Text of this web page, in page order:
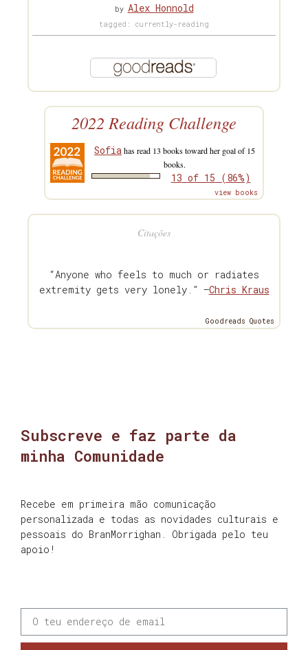
by Alex Honnold
tagged: currently-reading
2022 Reading Challenge
Sofia has read 13 books toward her goal of 15
books.
13 of 15 (86%)
view books
Citações
“Anyone who feels to much or radiates
extremity gets very lonely.” —Chris Kraus
Goodreads Quotes
Subscreve e faz parte da
minha Comunidade
Recebe em primeira mão comunicação
personalizada e todas as novidades culturais e
pessoais do BranMorrighan. Obrigada pelo teu
apoio!